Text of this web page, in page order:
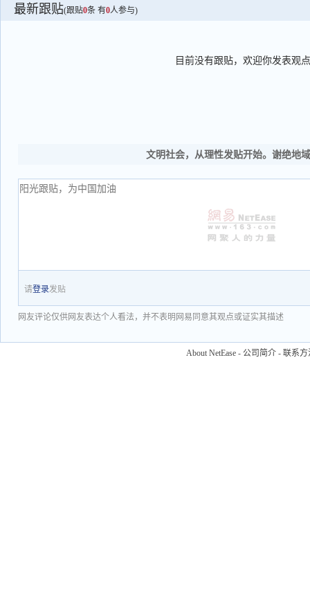
最新跟贴(跟贴0条 有0人参与)
目前没有跟贴，欢迎你发表观点
文明社会，从理性发贴开始。谢绝地
请登录发贴
网友评论仅供网友表达个人看法，并不表明网易同意其观点或证实其描述
About NetEase - 公司简介 - 联系方